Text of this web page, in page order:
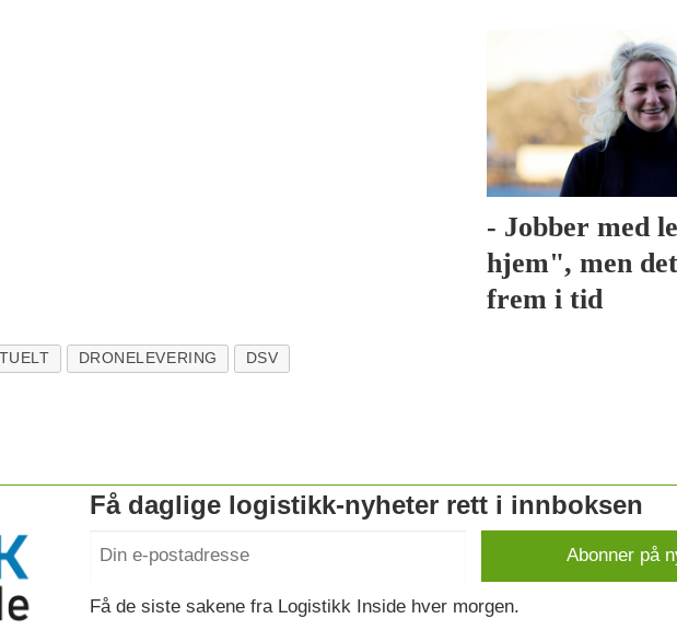
- Jobber med
hjem", men
frem i tid
DRONELEVERING DSV
Få daglige logistikk-nyheter rett i innboksen
Få de siste sakene fra Logistikk Inside hver morgen.